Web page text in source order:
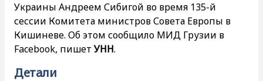
Украины Андреем Сибигой во время 135-й
сессии Комитета министров Совета Европы в
Кишиневе. Об этом сообщило МИД Грузии в
Facebook, пишетУНН.
Детали